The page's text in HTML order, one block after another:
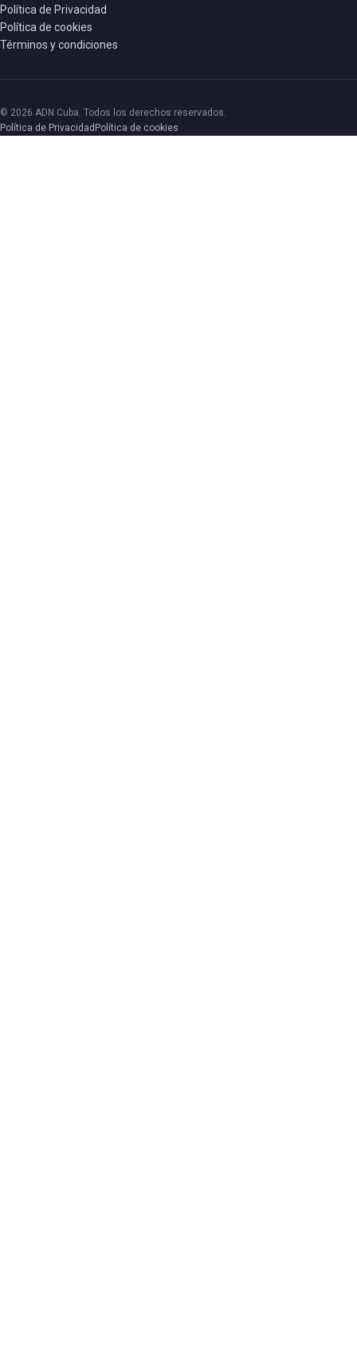
Política de Privacidad
Política de cookies
Términos y condiciones
© 2026 ADN Cuba. Todos los derechos reservados.
Política de Privacidad Política de cookies